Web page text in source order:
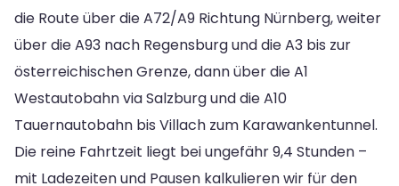
die Route über die A72/A9 Richtung Nürnberg, weiter
über die A93 nach Regensburg und die A3 bis zur
österreichischen Grenze, dann über die A1
Westautobahn via Salzburg und die A10
Tauernautobahn bis Villach zum Karawankentunnel.
Die reine Fahrtzeit liegt bei ungefähr 9,4 Stunden –
mit Ladezeiten und Pausen kalkulieren wir für den